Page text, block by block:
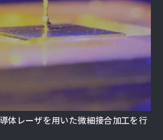
体レーザを用いた微細接合加工を行